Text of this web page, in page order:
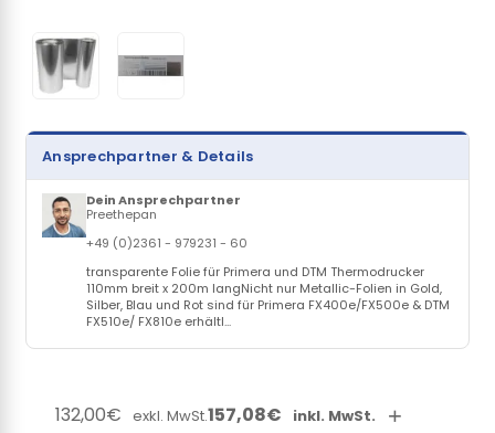
Ansprechpartner & Details
Dein Ansprechpartner
Preethepan
+49 (0)2361 - 979231 - 60
transparente Folie für Primera und DTM Thermodrucker
110mm breit x 200m langNicht nur Metallic-Folien in Gold,
Silber, Blau und Rot sind für Primera FX400e/FX500e & DTM
FX510e/ FX810e erhältl...
132,00€ exkl. MwSt.157,08€ inkl. MwSt.
+